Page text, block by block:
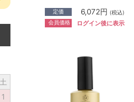
定価 6,072円 (税込)
会員価格 ログイン後に表示
土
1